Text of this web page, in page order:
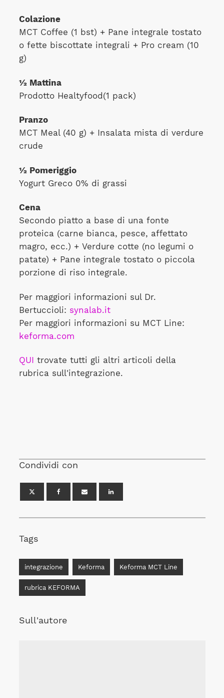
Colazione
MCT Coffee (1 bst) + Pane integrale tostato
o fette biscottate integrali + Pro cream (10
g)
1⁄2 Mattina
Prodotto Healtyfood(1 pack)
Pranzo
MCT Meal (40 g) + Insalata mista di verdure
crude
1⁄2 Pomeriggio
Yogurt Greco 0% di grassi
Cena
Secondo piatto a base di una fonte
proteica (carne bianca, pesce, affettato
magro, ecc.) + Verdure cotte (no legumi o
patate) + Pane integrale tostato o piccola
porzione di riso integrale.
Per maggiori informazioni sul Dr.
Bertuccioli: synalab.it
Per maggiori informazioni su MCT Line:
keforma.com
QUI
trovate tutti gli altri articoli della
rubrica sull'integrazione.
Condividi con
Tags
integrazione Keforma Keforma MCT Line
rubrica KEFORMA
Sull'autore